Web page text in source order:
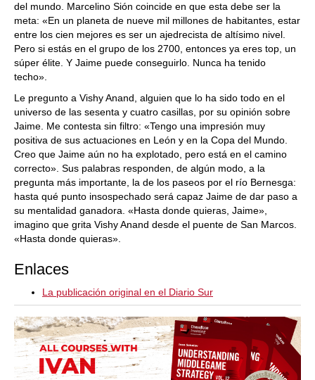
del mundo. Marcelino Sión coincide en que esta debe ser la
meta: «En un planeta de nueve mil millones de habitantes, estar
entre los cien mejores es ser un ajedrecista de altísimo nivel.
Pero si estás en el grupo de los 2700, entonces ya eres top, un
súper élite. Y Jaime puede conseguirlo. Nunca ha tenido
techo».
Le pregunto a Vishy Anand, alguien que lo ha sido todo en el
universo de las sesenta y cuatro casillas, por su opinión sobre
Jaime. Me contesta sin filtro: «Tengo una impresión muy
positiva de sus actuaciones en León y en la Copa del Mundo.
Creo que Jaime aún no ha explotado, pero está en el camino
correcto». Sus palabras responden, de algún modo, a la
pregunta más importante, la de los paseos por el río Bernesga:
hasta qué punto insospechado será capaz Jaime de dar paso a
su mentalidad ganadora. «Hasta donde quieras, Jaime»,
imagino que grita Vishy Anand desde el puente de San Marcos.
«Hasta donde quieras».
Enlaces
La publicación original en el Diario Sur